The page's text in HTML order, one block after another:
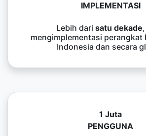
IMPLEMENTASI
Lebih dari satu dekade
mengimplementasi perangkat
Indonesia dan secara
1 Juta
PENGGUNA